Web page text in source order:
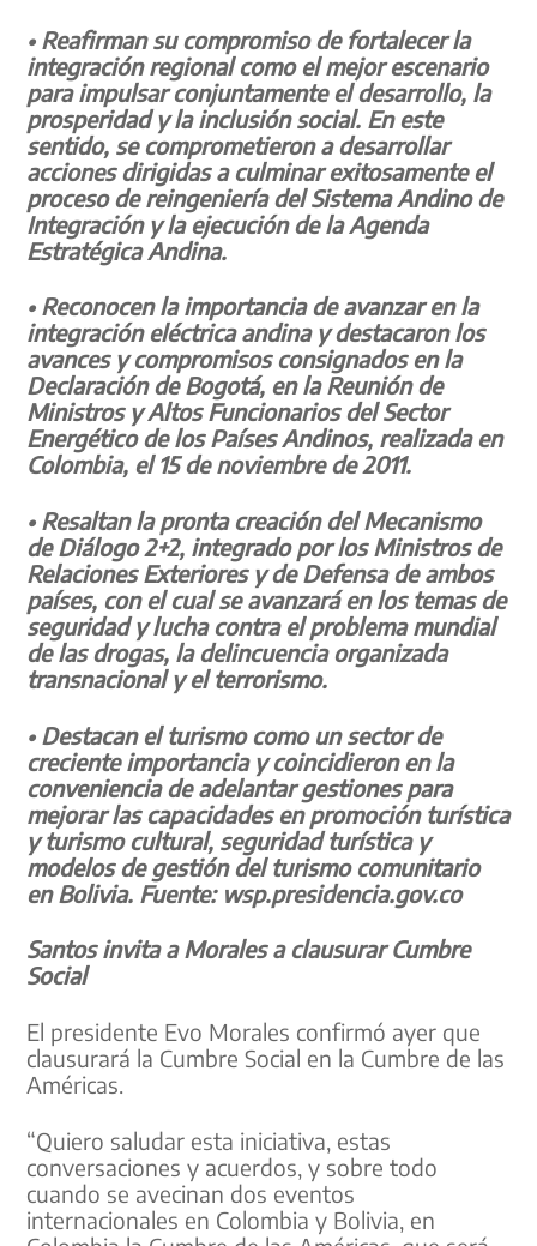
• Reafirman su compromiso de fortalecer la
integración regional como el mejor escenario
para impulsar conjuntamente el desarrollo, la
prosperidad y la inclusión social. En este
sentido, se comprometieron a desarrollar
acciones dirigidas a culminar exitosamente el
proceso de reingeniería del Sistema Andino de
Integración y la ejecución de la Agenda
Estratégica Andina.
• Reconocen la importancia de avanzar en la
integración eléctrica andina y destacaron los
avances y compromisos consignados en la
Declaración de Bogotá, en la Reunión de
Ministros y Altos Funcionarios del Sector
Energético de los Países Andinos, realizada en
Colombia, el 15 de noviembre de 2011.
• Resaltan la pronta creación del Mecanismo
de Diálogo 2+2, integrado por los Ministros de
Relaciones Exteriores y de Defensa de ambos
países, con el cual se avanzará en los temas de
seguridad y lucha contra el problema mundial
de las drogas, la delincuencia organizada
transnacional y el terrorismo.
• Destacan el turismo como un sector de
creciente importancia y coincidieron en la
conveniencia de adelantar gestiones para
mejorar las capacidades en promoción turística
y turismo cultural, seguridad turística y
modelos de gestión del turismo comunitario
en Bolivia. Fuente: wsp.presidencia.gov.co
Santos invita a Morales a clausurar Cumbre
Social
El presidente Evo Morales confirmó ayer que
clausurará la Cumbre Social en la Cumbre de las
Américas.
“Quiero saludar esta iniciativa, estas
conversaciones y acuerdos, y sobre todo
cuando se avecinan dos eventos
internacionales en Colombia y Bolivia, en